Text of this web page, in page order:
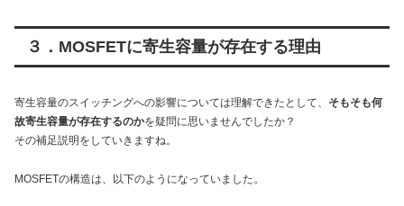
３．MOSFETに寄生容量が存在する理由
寄生容量のスイッチングへの影響については理解できたとして、 そもそも何
故寄生容量が存在するのかを疑問に思いませんでしたか？
その補足説明をしていきますね。
MOSFETの構造は、以下のようになっていました。